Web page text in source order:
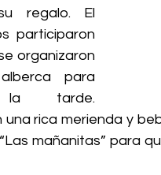
regalo. El
participaron
organizaron
para
la tarde.
rica merienda y
mañanitas” para